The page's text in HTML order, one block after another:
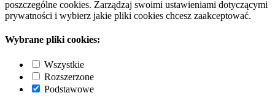
poszczególne cookies. Zarządzaj swoimi ustawieniami dotyczącymi
prywatności i wybierz jakie pliki cookies chcesz zaakceptować.
Wybrane pliki cookies:
Wszystkie
Rozszerzone
Podstawowe